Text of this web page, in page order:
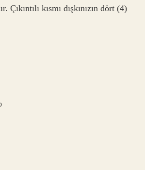
kısmı dışkınızın dört (4)